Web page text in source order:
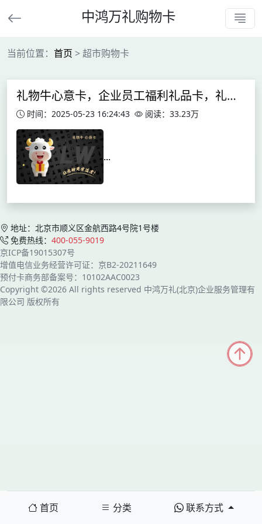
中鸿万礼购物卡
当前位置： 首页 > 超市购物卡
礼物牛心意卡，企业员工福利礼品卡，礼赠购物卡
时间：2025-05-23 16:24:43 阅读：33.23万
...
地址：北京市顺义区金航西路4号院1号楼
免费热线： 400-055-9019
京ICP备19015307号
增值电信业务经营许可证：京B2-20211649
预付卡商务部备案号：10102AAC0023
Copyright ©2026 All rights reserved 中鸿万礼(北京)企业服务管理有
限公司 版权所有
首页 分类 联系方式